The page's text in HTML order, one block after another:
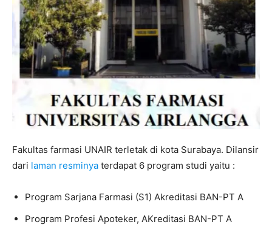
Fakultas farmasi UNAIR terletak di kota Surabaya. Dilansir
dari laman resminya terdapat 6 program studi yaitu :
Program Sarjana Farmasi (S1) Akreditasi BAN-PT A
Program Profesi Apoteker, AKreditasi BAN-PT A